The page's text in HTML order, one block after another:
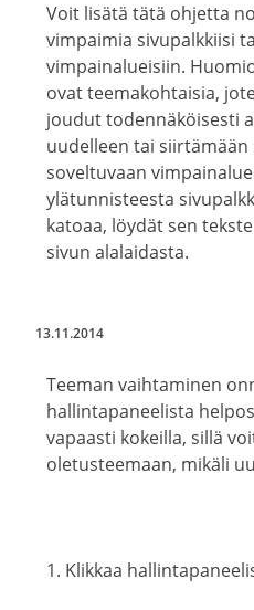
Voit lisätä tätä ohjetta
vimpaimia sivupalkkiisi
vimpainalueisiin.
ovat teemakohtaisia,
joudut todennäköisesti
uudelleen tai
soveltuvaan
ylätunnisteesta
katoaa, löydät sen
sivun alalaidasta.
13.11.2014
Teeman vaihtaminen
hallintapaneelista
vapaasti kokeilla, sillä
oletusteemaan, mikäli
1. Klikkaa